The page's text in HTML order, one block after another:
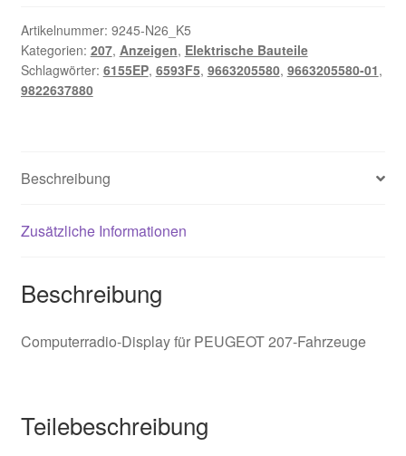
9663205580-
01
6593F5
Menge
Artikelnummer: 9245-N26_K5
Kategorien: 207, Anzeigen, Elektrische Bauteile
Schlagwörter: 6155EP, 6593F5, 9663205580, 9663205580-01,
9822637880
Beschreibung
Zusätzliche Informationen
Beschreibung
Computerradio-Display für PEUGEOT 207-Fahrzeuge
Teilebeschreibung